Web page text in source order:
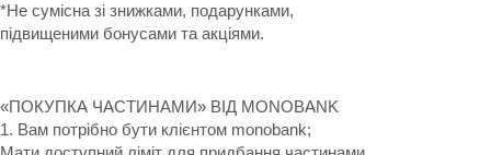
*Не сумісна зі знижками, подарунками,
підвищеними бонусами та акціями.
«ПОКУПКА ЧАСТИНАМИ» ВІД MONOBANK
1. Вам потрібно бути клієнтом monobank;